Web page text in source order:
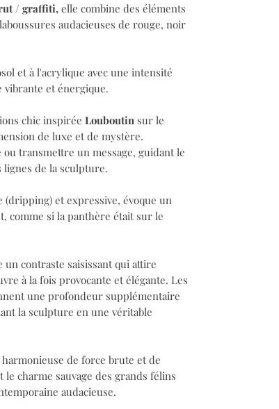
/ graffiti, elle combine des éléments
audacieuses de rouge, noir
et à l'acrylique avec une intensité
et énergique.
chic inspirée Louboutin sur le
de luxe et de mystère.
transmettre un message, guidant le
de la sculpture.
et expressive, évoque un
comme si la panthère était sur le
contraste saisissant qui attire
à la fois provocante et élégante. Les
une profondeur supplémentaire
la sculpture en une véritable
de force brute et de
charme sauvage des grands félins
audacieuse.